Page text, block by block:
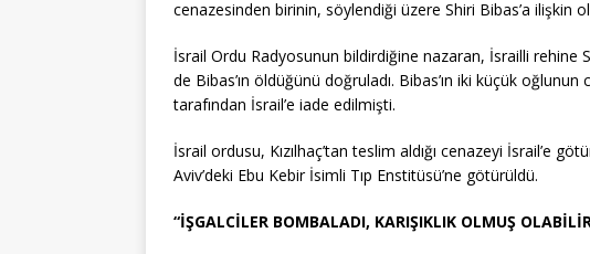
cenazesinden birinin, söylendiği üzere Shiri Bibas’a ilişkin
İsrail Ordu Radyosunun bildirdiğine nazaran, İsrailli rehine
de Bibas’ın öldüğünü doğruladı. Bibas’ın iki küçük
tarafından İsrail’e iade edilmişti.
İsrail ordusu, Kızılhaç’tan teslim aldığı cenazeyi İsrail’e
Aviv’deki Ebu Kebir İsimli Tıp Enstitüsü’ne götürüldü.
“İŞGALCİLER BOMBALADI, KARIŞIKLIK OLMUŞ